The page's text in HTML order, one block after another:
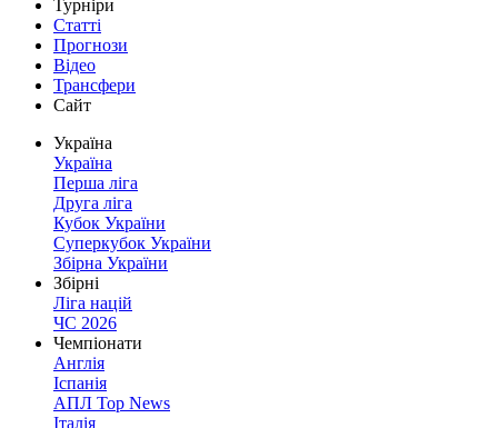
Турніри
Статті
Прогнози
Відео
Трансфери
Сайт
Україна
Україна
Перша ліга
Друга ліга
Кубок України
Суперкубок України
Збірна України
Збірні
Ліга націй
ЧС 2026
Чемпіонати
Англія
Іспанія
АПЛ Top News
Італія